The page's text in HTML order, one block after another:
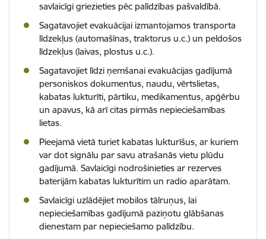
savlaicīgi griezieties pēc palīdzības pašvaldībā.
Sagatavojiet evakuācijai izmantojamos transporta
līdzekļus (automašīnas, traktorus u.c.) un peldošos
līdzekļus (laivas, plostus u.c.).
Sagatavojiet līdzi ņemšanai evakuācijas gadījumā
personiskos dokumentus, naudu, vērtslietas,
kabatas lukturīti, pārtiku, medikamentus, apģērbu
un apavus, kā arī citas pirmās nepieciešamības
lietas.
Pieejamā vietā turiet kabatas lukturīšus, ar kuriem
var dot signālu par savu atrašanās vietu plūdu
gadījumā. Savlaicīgi nodrošinieties ar rezerves
baterijām kabatas lukturītim un radio aparātam.
Savlaicīgi uzlādējiet mobilos tālruņus, lai
nepieciešamības gadījumā paziņotu glābšanas
dienestam par nepieciešamo palīdzību.